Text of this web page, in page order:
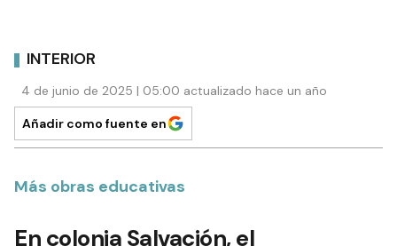
INTERIOR
4 de junio de 2025 | 05:00 actualizado hace un año
Añadir como fuente en
Más obras educativas
En colonia Salvación, el